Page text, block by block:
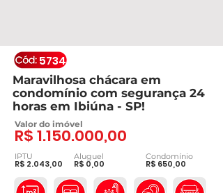
5734
Maravilhosa chácara em
condomínio com segurança 24
horas em Ibiúna - SP!
Valor do imóvel
R$1.150.000,00
IPTU
R$ 2.043,00
Aluguel
R$ 0,00
Condomínio
R$ 650,00